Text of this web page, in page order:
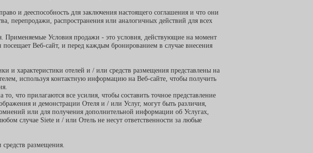
и дееспособность для заключения настоящего соглашения и что они
перепродажи, распространения или аналогичных действий для всех
Применяемые Условия продажи - это условия, действующие на момент
Веб-сайт, и перед каждым бронированием в случае внесения
и характеристики отелей и / или средств размещения представлены на
используя контактную информацию на Веб-сайте, чтобы получить
что прилагаются все усилия, чтобы составить точное представление
и демонстрации Отеля и / или Услуг, могут быть различия,
или для получения дополнительной информации об Услугах,
случае Siete и / или Отель не несут ответственности за любые
размещения.